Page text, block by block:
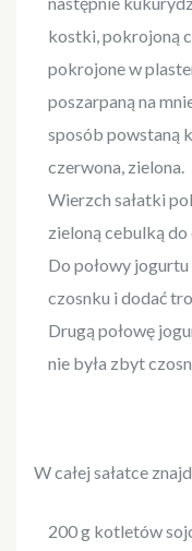
kostki, pokrojoną
pokrojone w
poszarpaną na
sposób powstaną
czerwona, zielona.
Wierzch sałatki
zieloną cebulką do
Do połowy
czosnku i dodać
Drugą połowę
nie była zbyt
W całej sałatce
200 g kotletów